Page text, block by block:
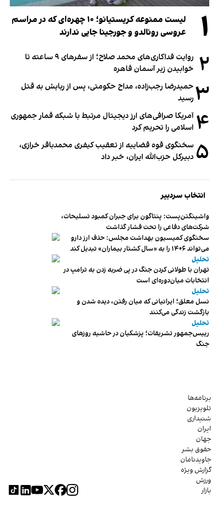
۱
لیست ممنوعه کریستیانو؛ ۱۰ چهره‌ای که در مراسم
عروسی رونالدو و جورجینا جایی ندارند
۲
روایت فداکاری‌های محمد صلاح؛ از سفرهای ۹ ساعته تا
خوابیدن زیر آسمان قاهره
۳ حمیدرضا رجب‌زاده، مداح حکومتی، پس از ربایش به قتل
رسید
۴ آمریکا صرافی‌های ارز دیجیتال مرتبط با شبکه قمار جمهوری
اسلامی را تحریم کرد
۵ سخنگوی قوه قضاییه از تعقیب کیفری محمدباقر خرازی،
دبیر‌کل حزب‌الله ایران، خبر داد
انتخاب سردبیر
واشینگتن‌پست: پنتاگون برای جبران کمبود تسلیحات،
شرکت‌های دفاعی را تحت فشار گذاشت
سخنگوی کمیسیون بهداشت مجلس: حذف ارز دارو
می‌تواند ۱۴۰۶ را به «سال کشتار بیماران» تبدیل کند
تحلیل
تهران با طولانی کردن جنگ در پی ضربه زدن به ترامپ در
انتخابات میان‌دوره‌ای است
تحلیل
نسل معلق؛ ایرانیانی که میان رفتن، دیده شدن و
بازگشت زندگی می‌کنند
تحلیل
رییس‌جمهور تشریفات؛ پزشکیان در حاشیه روزهای
جنگ
برنامه‌ها
تلویزیون
شنیداری
ایران
جهان
حقوق بشر
جاویدنامان
گزارش ویژه
ورزش
بازار